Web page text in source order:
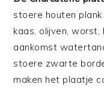
stoere houten
kaas, olijven,
aankomst
stoere zwarte
maken het plaatje